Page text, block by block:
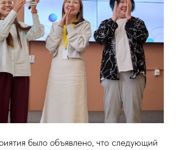
было объявлено, что следующий